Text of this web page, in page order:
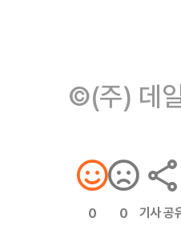
©(주) 데
0 0 기사 공